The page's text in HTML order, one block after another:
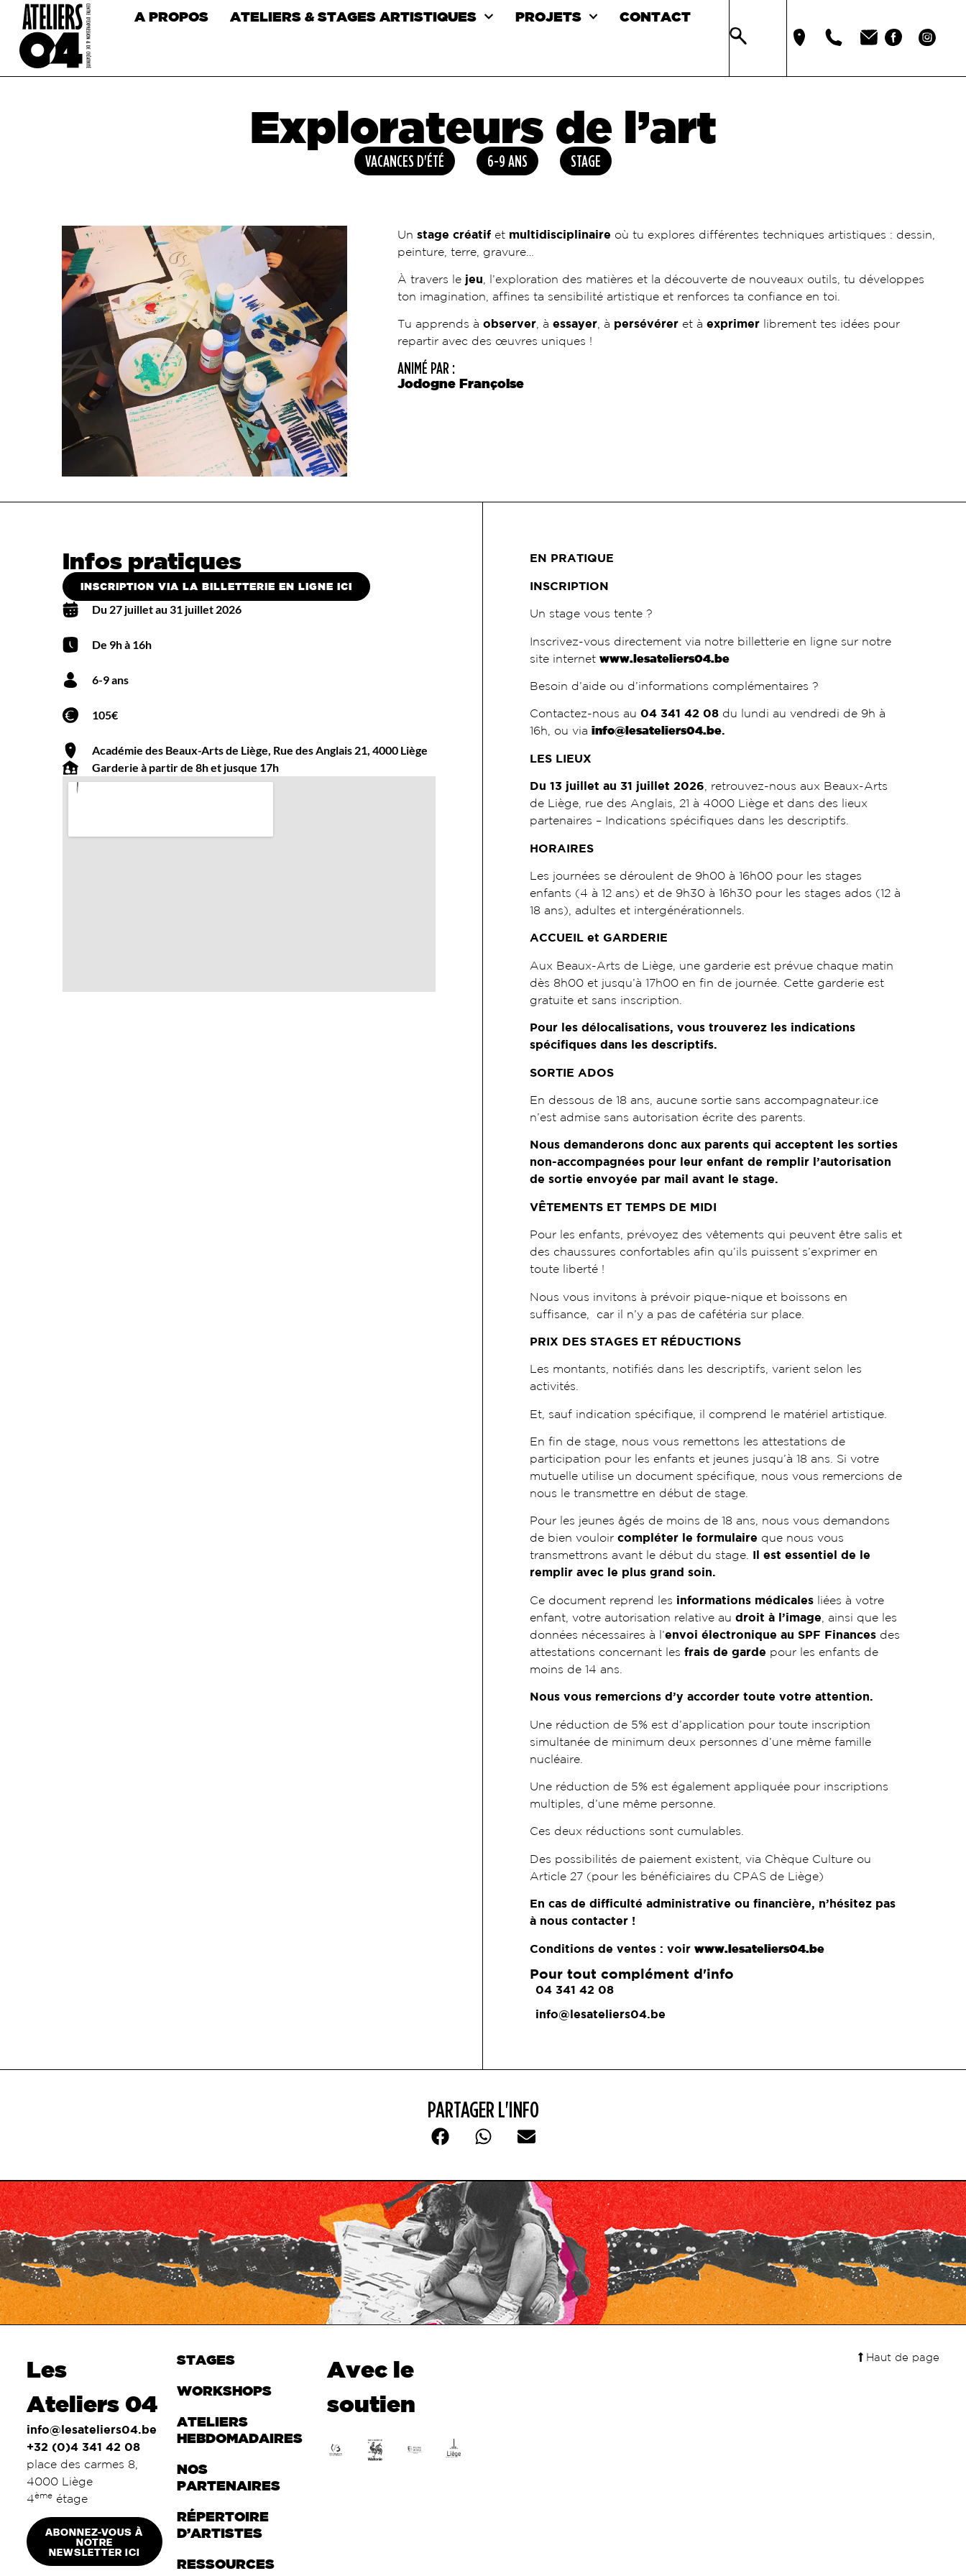
A PROPOS ATELIERS & STAGES ARTISTIQUES PROJETS CONTACT
Explorateurs de l’art
VACANCES D'ÉTÉ 6-9 ANS STAGE
Un stage créatifet multidisciplinaire où tu explores différentes techniques artistiques : dessin,
peinture, terre, gravure…
À travers le jeu , l’exploration des matières et la découverte de nouveaux outils, tu développes
ton imagination, affines ta sensibilité artistique et renforces ta confiance en toi.
Tu apprends à observer, à essayer, à persévéreret à exprimerlibrement tes idées pour
repartir avec des œuvres uniques !
ANIMÉ PAR :
Jodogne Françoise
Infos pratiques
INSCRIPTION VIA LA BILLETTERIE EN LIGNE ICI
Du 27 juillet au 31 juillet 2026
De 9h à 16h
6-9 ans
105€
Académie des Beaux-Arts de Liège, Rue des Anglais 21, 4000 Liège
Garderie à partir de 8h et jusque 17h
EN PRATIQUE
INSCRIPTION
Un stage vous tente ?
Inscrivez-vous directement via notre billetterie en ligne sur notre
site internet www.lesateliers04.be
Besoin d’aide ou d’informations complémentaires ?
Contactez-nous au 04 341 42 08 du lundi au vendredi de 9h à
16h, ou via info@lesateliers04.be.
LES LIEUX
Du 13 juillet au 31 juillet 2026 , retrouvez-nous aux Beaux-Arts
de Liège, rue des Anglais, 21 à 4000 Liège et dans des lieux
partenaires – Indications spécifiques dans les descriptifs.
HORAIRES
Les journées se déroulent de 9h00 à 16h00 pour les stages
enfants (4 à 12 ans) et de 9h30 à 16h30 pour les stages ados (12 à
18 ans), adultes et intergénérationnels.
ACCUEIL et GARDERIE
Aux Beaux-Arts de Liège, une garderie est prévue chaque matin
dès 8h00 et jusqu’à 17h00 en fin de journée. Cette garderie est
gratuite et sans inscription.
Pour les délocalisations, vous trouverez les indications
spécifiques dans les descriptifs.
SORTIE ADOS
En dessous de 18 ans, aucune sortie sans accompagnateur.ice
n’est admise sans autorisation écrite des parents.
Nous demanderons donc aux parents qui acceptent les sorties
non-accompagnées pour leur enfant de remplir l’autorisation
de sortie envoyée par mail avant le stage.
VÊTEMENTS ET TEMPS DE MIDI
Pour les enfants, prévoyez des vêtements qui peuvent être salis et
des chaussures confortables afin qu’ils puissent s’exprimer en
toute liberté !
Nous vous invitons à prévoir pique-nique et boissons en
suffisance, car il n’y a pas de cafétéria sur place.
PRIX DES STAGES ET RÉDUCTIONS
Les montants, notifiés dans les descriptifs, varient selon les
activités.
Et, sauf indication spécifique, il comprend le matériel artistique.
En fin de stage, nous vous remettons les attestations de
participation pour les enfants et jeunes jusqu’à 18 ans. Si votre
mutuelle utilise un document spécifique, nous vous remercions de
nous le transmettre en début de stage.
Pour les jeunes âgés de moins de 18 ans, nous vous demandons
de bien vouloir compléter le formulaire que nous vous
transmettrons avant le début du stage. Il est essentiel de le
remplir avec le plus grand soin.
Ce document reprend les informations médicales liées à votre
enfant, votre autorisation relative au droit à l’image , ainsi que les
données nécessaires à l’envoi électronique au SPF Finances des
attestations concernant les frais de garde pour les enfants de
moins de 14 ans.
Nous vous remercions d’y accorder toute votre attention.
Une réduction de 5% est d’application pour toute inscription
simultanée de minimum deux personnes d’une même famille
nucléaire.
Une réduction de 5% est également appliquée pour inscriptions
multiples, d’une même personne.
Ces deux réductions sont cumulables.
Des possibilités de paiement existent, via Chèque Culture ou
Article 27 (pour les bénéficiaires du CPAS de Liège)
En cas de difficulté administrative ou financière, n’hésitez pas
à nous contacter !
Conditions de ventes : voir www.lesateliers04.be
Pour tout complément d'info
04 341 42 08
info@lesateliers04.be
PARTAGER L'INFO
Les
Ateliers 04
info@lesateliers04.be
+32 (0)4 341 42 08
place des carmes 8,
4000 Liège
4èmeétage
ABONNEZ-VOUS À
NOTRE
NEWSLETTER ICI
STAGES
WORKSHOPS
ATELIERS
HEBDOMADAIRES
NOS
PARTENAIRES
RÉPERTOIRE
D’ARTISTES
RESSOURCES
Avec le
soutien
Haut de page